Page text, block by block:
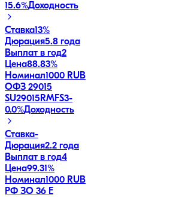
15.6%Доходность
Ставка13%
Дюрация5.8 года
Выплат в год2
Цена88.83%
Номинал1000 RUB
ОФЗ 29015
SU29015RMFS3-
0.0%Доходность
Ставка-
Дюрация2.2 года
Выплат в год4
Цена99.31%
Номинал1000 RUB
РФ ЗО 36 Е